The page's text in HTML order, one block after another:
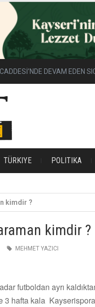
DEVAM EDEN
TÜRKIYE POLITIKA
kimdir ?
kimdir ?
MEHMET YAZICI
futboldan ayrı
3 hafta kala